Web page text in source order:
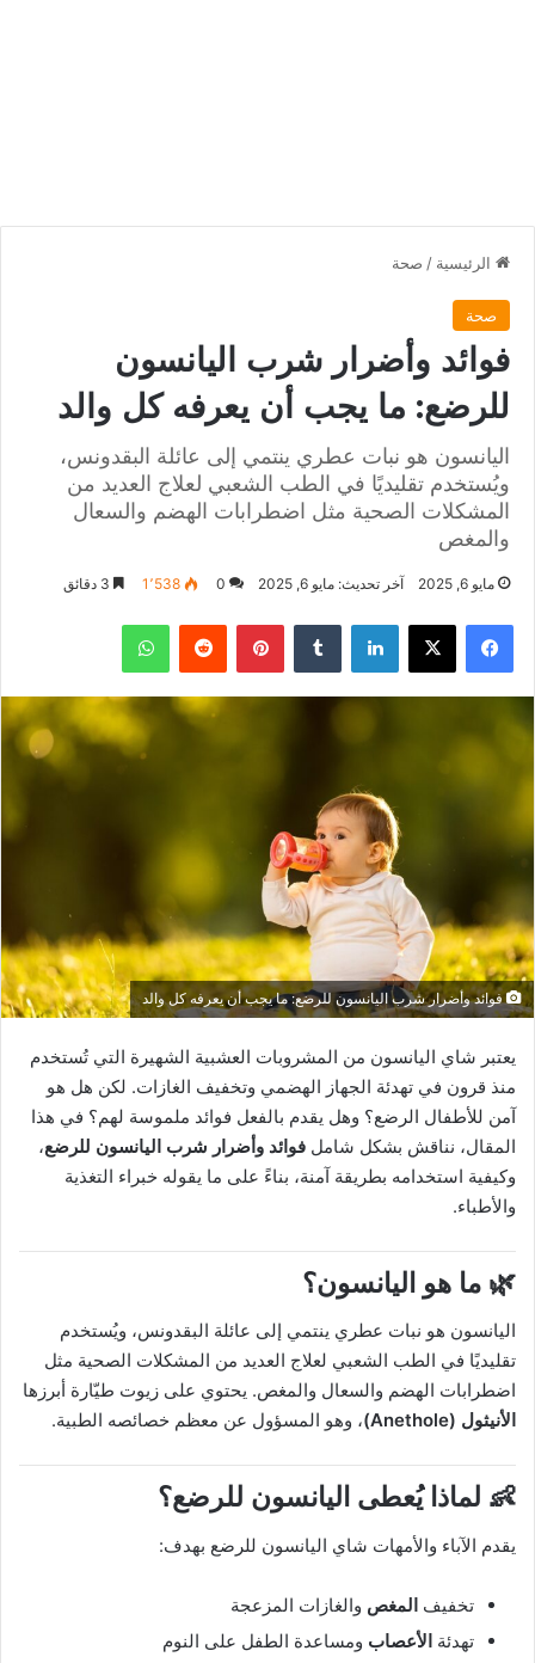
الرئيسية / صحة
صحة
فوائد وأضرار شرب اليانسون
للرضع: ما يجب أن يعرفه كل والد
اليانسون هو نبات عطري ينتمي إلى عائلة البقدونس،
ويُستخدم تقليديًا في الطب الشعبي لعلاج العديد من
المشكلات الصحية مثل اضطرابات الهضم والسعال
والمغص
مايو 6, 2025 آخر تحديث: مايو 6, 2025 0 1٬538
فيسبوك لينكدإن بينتيريست
فوائد وأضرار شرب اليانسون للرضع: ما يجب أن يعرفه كل والد
يعتبر شاي اليانسون من المشروبات العشبية الشهيرة التي تُستخدم
منذ قرون في تهدئة الجهاز الهضمي وتخفيف الغازات. لكن هل هو
آمن للأطفال الرضع؟ وهل يقدم بالفعل فوائد ملموسة لهم؟ في هذا
المقال، نناقش بشكل شامل فوائد وأضرار شرب اليانسون للرضع،
وكيفية استخدامه بطريقة آمنة، بناءً على ما يقوله خبراء التغذية
والأطباء.
🌿 ما هو اليانسون؟
اليانسون هو نبات عطري ينتمي إلى عائلة البقدونس، ويُستخدم
تقليديًا في الطب الشعبي لعلاج العديد من المشكلات الصحية مثل
اضطرابات الهضم والسعال والمغص. يحتوي على زيوت طيّارة أبرزها
الأنيثول (Anethole)
، وهو المسؤول عن معظم خصائصه الطبية.
👶 لماذا يُعطى اليانسون للرضع؟
يقدم الآباء والأمهات شاي اليانسون للرضع بهدف:
تخفيف المغص والغازات المزعجة
تهدئة الأعصاب ومساعدة الطفل على النوم